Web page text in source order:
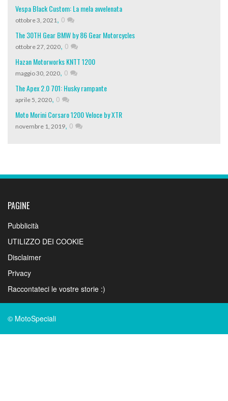
Vespa Black Custom: La mela avvelenata
ottobre 3, 2021, 0
The 30TH Gear BMW by 86 Gear Motorcycles
ottobre 27, 2020, 0
Hazan Motorworks KNTT 1200
maggio 30, 2020, 0
The Apex 2.0 701: Husky rampante
aprile 5, 2020, 0
Moto Morini Corsaro 1200 Veloce by XTR
novembre 1, 2019, 0
PAGINE
Pubblicità
UTILIZZO DEI COOKIE
Disclaimer
Privacy
Raccontateci le vostre storie :)
© MotoSpeciali